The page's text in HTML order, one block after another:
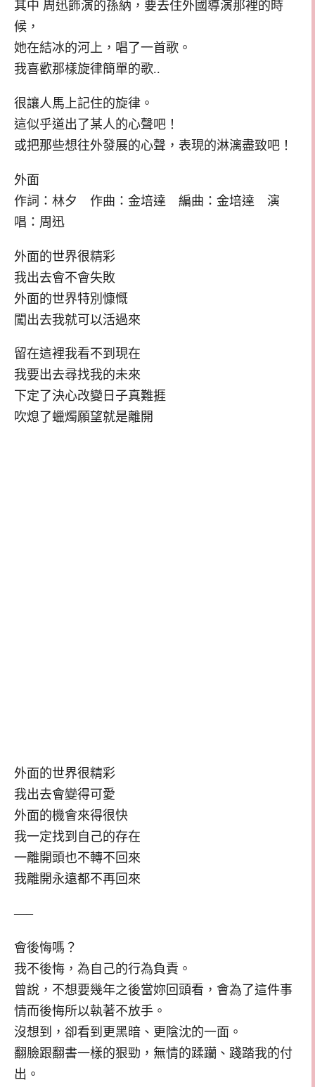
其中 周迅飾演的孫納，要去住外國導演那裡的時
候，
她在結冰的河上，唱了一首歌。
我喜歡那樣旋律簡單的歌..
很讓人馬上記住的旋律。
這似乎道出了某人的心聲吧！
或把那些想往外發展的心聲，表現的淋漓盡致吧！
外面
作詞：林夕 作曲：金培達 編曲：金培達 演
唱：周迅
外面的世界很精彩
我出去會不會失敗
外面的世界特別慷慨
闖出去我就可以活過來
留在這裡我看不到現在
我要出去尋找我的未來
下定了決心改變日子真難捱
吹熄了蠟燭願望就是離開
外面的世界很精彩
我出去會變得可愛
外面的機會來得很快
我一定找到自己的存在
一離開頭也不轉不回來
我離開永遠都不再回來
—–
會後悔嗎？
我不後悔，為自己的行為負責。
曾說，不想要幾年之後當妳回頭看，會為了這件事
情而後悔所以執著不放手。
沒想到，卻看到更黑暗、更陰沈的一面。
翻臉跟翻書一樣的狠勁，無情的蹂躪、踐踏我的付
出。